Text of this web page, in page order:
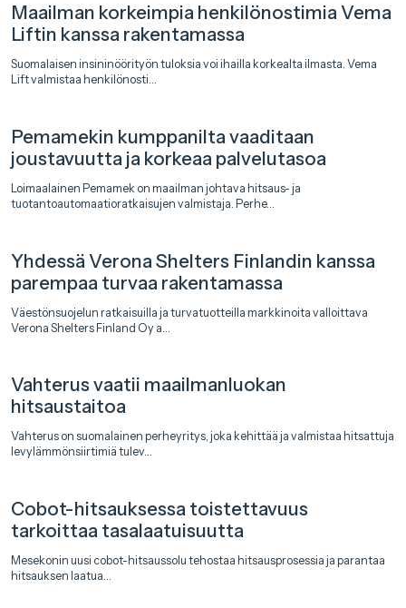
Maailman korkeimpia henkilönostimia Vema
Liftin kanssa rakentamassa
Suomalaisen insininöörityön tuloksia voi ihailla korkealta ilmasta. Vema
Lift valmistaa henkilönosti...
Pemamekin kumppanilta vaaditaan
joustavuutta ja korkeaa palvelutasoa
Loimaalainen Pemamek on maailman johtava hitsaus- ja
tuotantoautomaatioratkaisujen valmistaja. Perhe...
Yhdessä Verona Shelters Finlandin kanssa
parempaa turvaa rakentamassa
Väestönsuojelun ratkaisuilla ja turvatuotteilla markkinoita valloittava
Verona Shelters Finland Oy a...
Vahterus vaatii maailmanluokan
hitsaustaitoa
Vahterus on suomalainen perheyritys, joka kehittää ja valmistaa hitsattuja
levylämmönsiirtimiä tulev...
Cobot-hitsauksessa toistettavuus
tarkoittaa tasalaatuisuutta
Mesekonin uusi cobot-hitsaussolu tehostaa hitsausprosessia ja parantaa
hitsauksen laatua...